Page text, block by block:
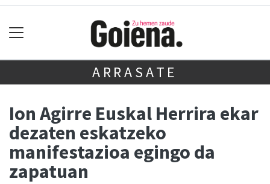
ARRASATE
Ion Agirre Euskal Herrira ekar
dezaten eskatzeko
manifestazioa egingo da
zapatuan